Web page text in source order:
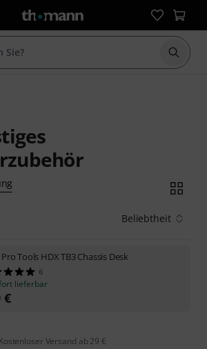
Suche
Beliebtheit
Pro Tools HDX TB3 Chassis Desk
6
lieferbar
€
Kostenloser Versand ab 29 €